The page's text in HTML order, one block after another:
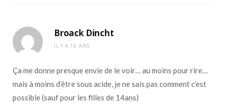
Broack Dincht
IL Y A 16 ANS
Ça me donne presque envie de le voir… au moins pour rire…
mais à moins d’être sous acide, je ne sais pas comment c’est
possible (sauf pour les filles de 14ans)